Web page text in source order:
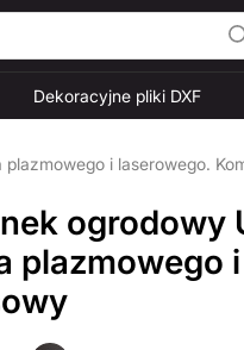
Dekoracyjne pliki DXF
i laserowego.
ogrodowy
plazmowego